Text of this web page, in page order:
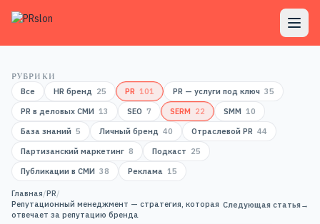
РУБРИКИ
Все
HR бренд 25 PR 101 PR — услуги под ключ 35
PR в деловых СМИ 13 SEO 7 SERM 22 SMM 10
База знаний 5 Личный бренд 40 Отраслевой PR 44
Партизанский маркетинг 8 Подкаст 25
Публикации в СМИ 38 Реклама 15
Главная/PR/
Репутационный менеджмент — стратегия, которая
отвечает за репутацию бренда
Следующая статья→